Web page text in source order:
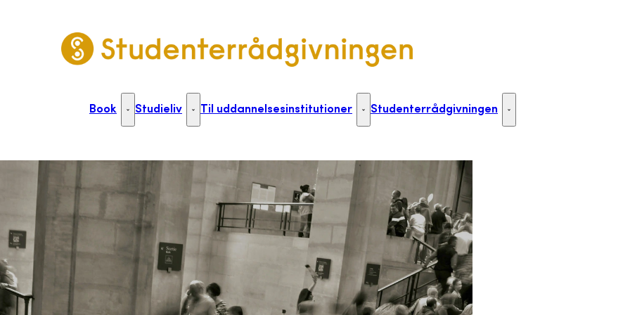
Book Book - Flere links
Studieliv Studieliv - Flere links
Til uddannelsesinstitutioner Til uddannelsesinstitutioner - Flere links
Studenterrådgivningen Studenterrådgivningen - Flere